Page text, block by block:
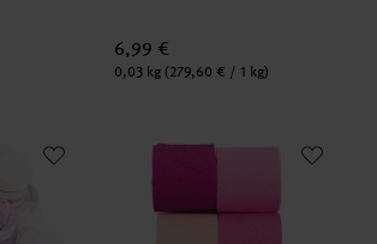
6,99 €
Inhalt:
0,03 kg (279,60 € / 1 kg)
Kreppbänder Mix mehrfarbig